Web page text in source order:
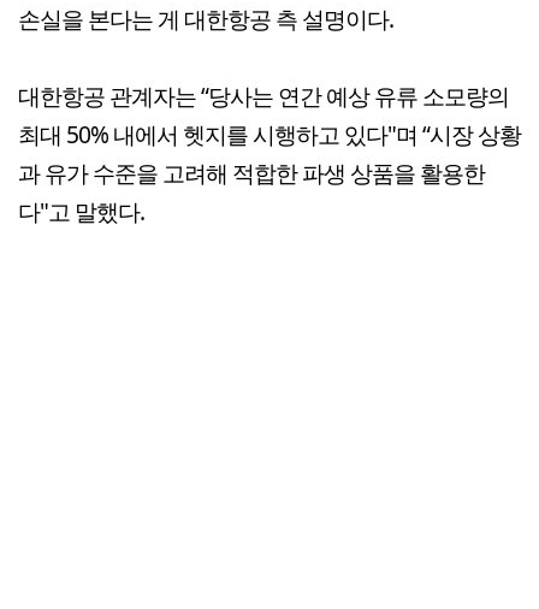
손실을 본다는 게 대한항공 측 설명이다.
대한항공 관계자는 “당사는 연간 예상 유류 소모량의
최대 50% 내에서 헷지를 시행하고 있다"며 “시장 상황
과 유가 수준을 고려해 적합한 파생 상품을 활용한
다"고 말했다.